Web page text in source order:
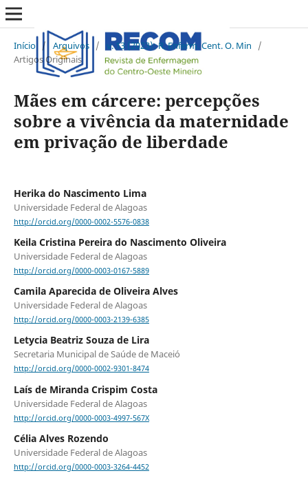
Início / Arquivos / v. 13 (2023): R. Enferm. Cent. O. Min
/
Artigos Originais
Mães em cárcere: percepções
sobre a vivência da maternidade
em privação de liberdade
Herika do Nascimento Lima
Universidade Federal de Alagoas
http://orcid.org/0000-0002-5576-0838
Keila Cristina Pereira do Nascimento Oliveira
Universidade Federal de Alagoas
http://orcid.org/0000-0003-0167-5889
Camila Aparecida de Oliveira Alves
Universidade Federal de Alagoas
http://orcid.org/0000-0003-2139-6385
Letycia Beatriz Souza de Lira
Secretaria Municipal de Saúde de Maceió
http://orcid.org/0000-0002-9301-8474
Laís de Miranda Crispim Costa
Universidade Federal de Alagoas
http://orcid.org/0000-0003-4997-567X
Célia Alves Rozendo
Universidade Federal de Alagoas
http://orcid.org/0000-0003-3264-4452